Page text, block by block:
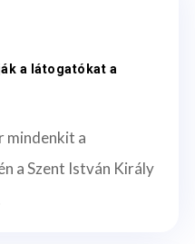
a látogatókat a
mindenkit a
a Szent István Király